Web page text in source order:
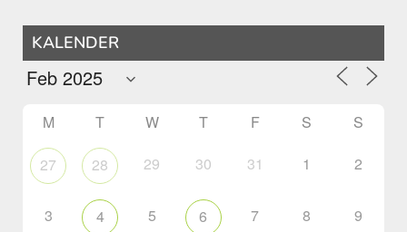
KALENDER
M T W T F S S
27 28 29 30 31 1 2
3 4 5 6 7 8 9